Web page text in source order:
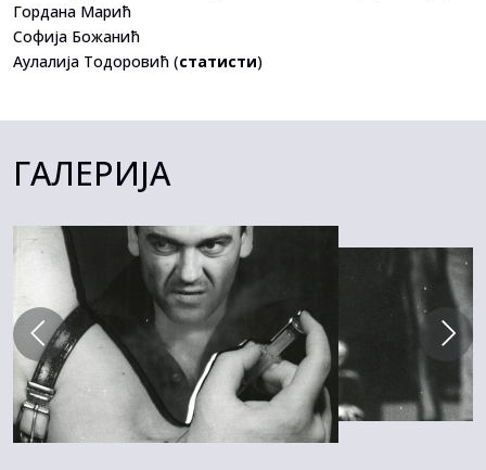
Гордана Марић
Софија Божанић
Аулалија Тодоровић (статисти)
ГАЛЕРИЈА